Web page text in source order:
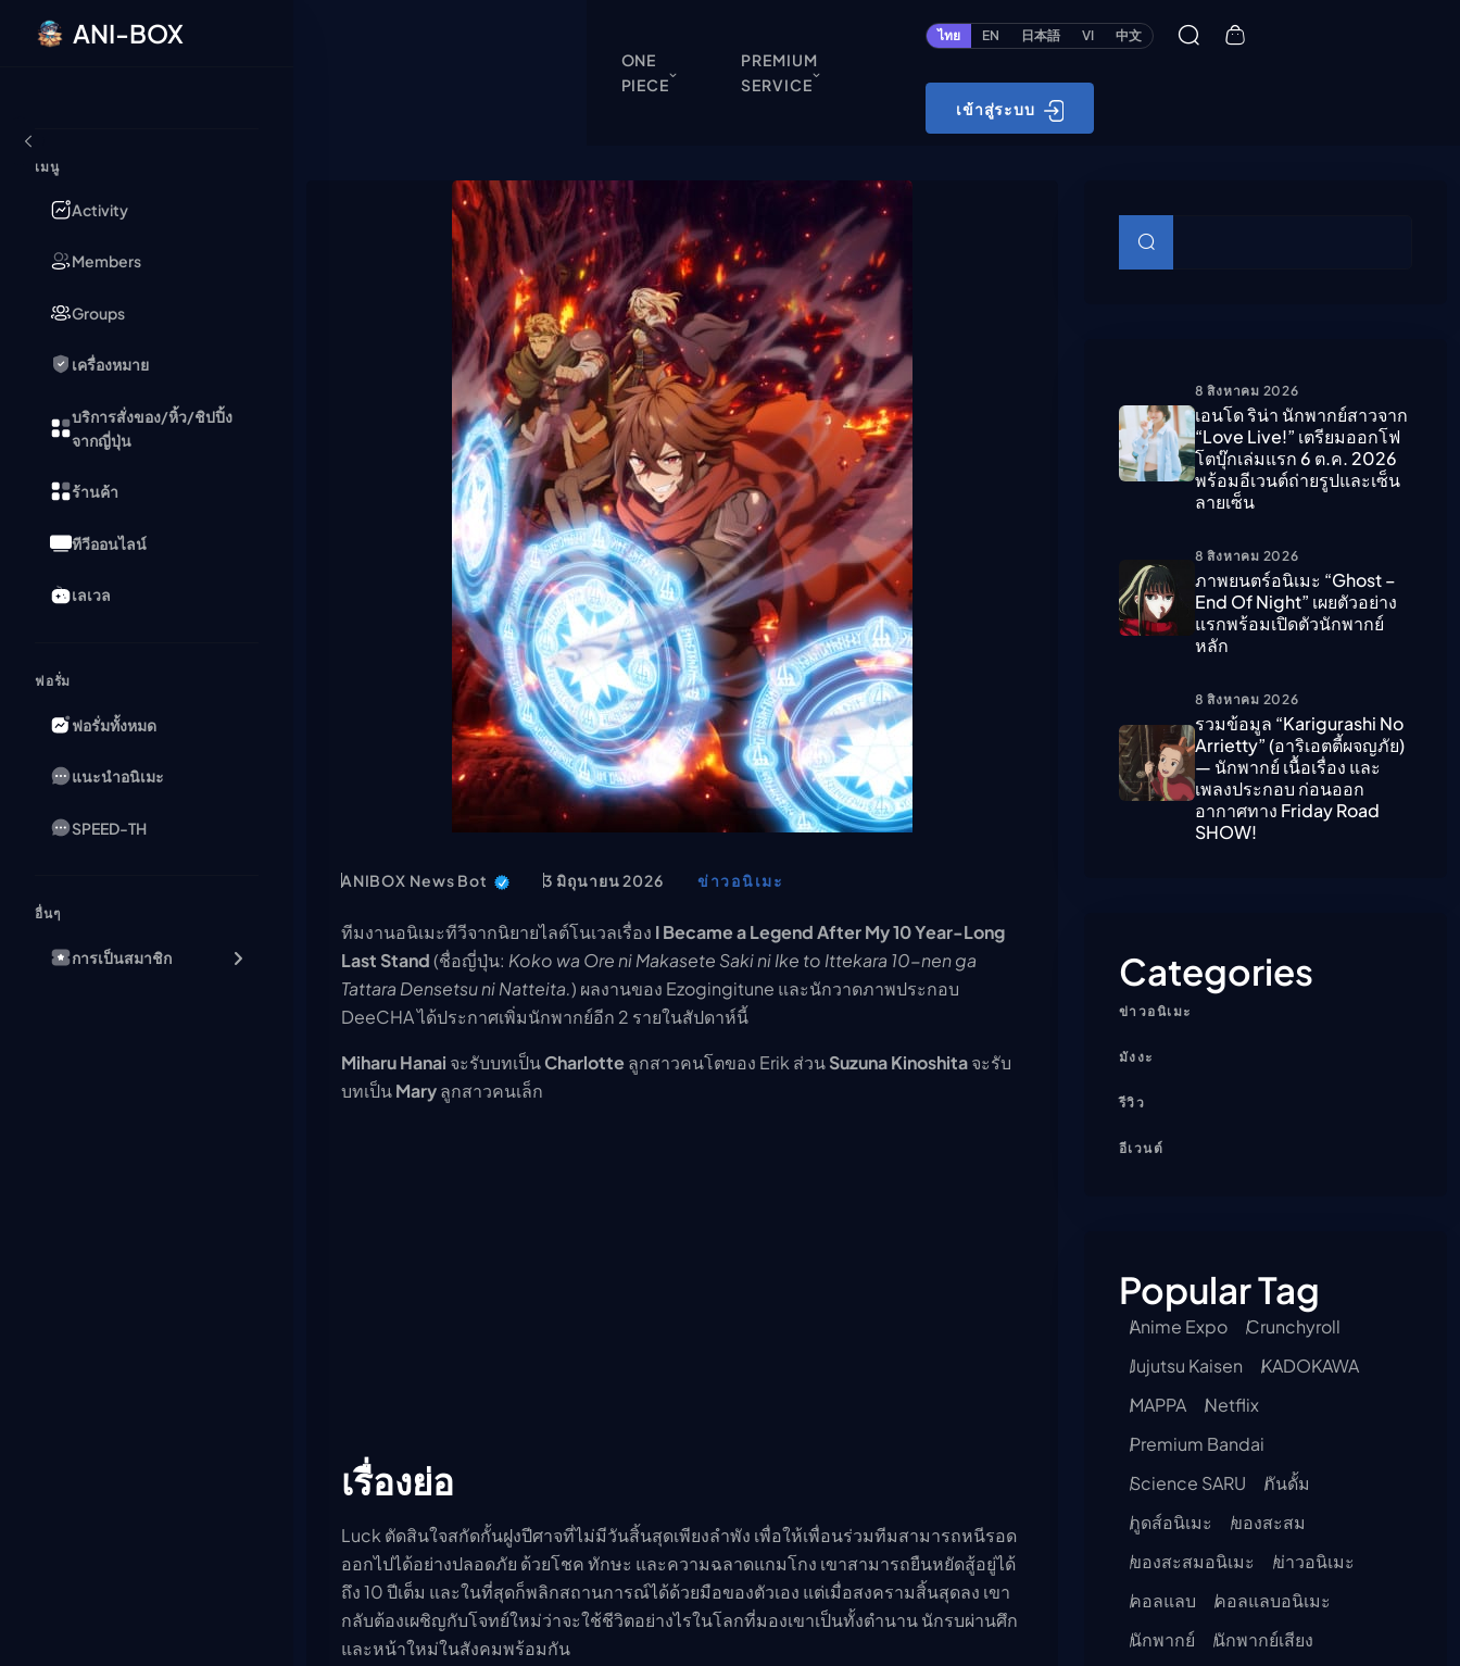
ข้ามไปยังเนื้อหา
ANI-BOX
เมนู
Activity
Members
Groups
เครื่องหมาย
บริการสั่งของ/หิ้ว/ชิปปิ้ง
จากญี่ปุ่น
ร้านค้า
ทีวีออนไลน์
เลเวล
ฟอรั่ม
ฟอรั่มทั้งหมด
แนะนำอนิเมะ
SPEED-TH
อื่นๆ
การเป็นสมาชิก
ONE
PIECE
PREMIUM
SERVICE
ไทย EN 日本語 VI 中文
เข้าสู่ระบบ
Collection
Deck Builder
My-Collection
Deck Library
Deck Share
PREMIUM SERVICE
ทีวีออนไลน์
แนะนำรายการทีวี
อนิเมะ
ตารางออกอากาศอนิเมะ (คืนนี้)
ตารางออกอากาศอนิเมะ
ANIBOX News Bot 3 มิถุนายน 2026 ข่าวอนิเมะ
ทีมงานอนิเมะทีวีจากนิยายไลต์โนเวลเรื่อง I Became a Legend After My 10 Year-Long
Last Stand(ชื่อญี่ปุ่น: Koko wa Ore ni Makasete Saki ni Ike to Ittekara 10-nen ga
Tattara Densetsu ni Natteita.) ผลงานของ Ezogingitune และนักวาดภาพประกอบ
DeeCHA ได้ประกาศเพิ่มนักพากย์อีก 2 รายในสัปดาห์นี้
Miharu Hanai จะรับบทเป็นCharlotte ลูกสาวคนโตของ Erik ส่วนSuzuna Kinoshitaจะรับ
บทเป็นMaryลูกสาวคนเล็ก
เรื่องย่อ
Luck ตัดสินใจสกัดกั้นฝูงปีศาจที่ไม่มีวันสิ้นสุดเพียงลำพัง เพื่อให้เพื่อนร่วมทีมสามารถหนีรอด
ออกไปได้อย่างปลอดภัย ด้วยโชค ทักษะ และความฉลาดแกมโกง เขาสามารถยืนหยัดสู้อยู่ได้
ถึง 10 ปีเต็ม และในที่สุดก็พลิกสถานการณ์ได้ด้วยมือของตัวเอง แต่เมื่อสงครามสิ้นสุดลง เขา
กลับต้องเผชิญกับโจทย์ใหม่ว่าจะใช้ชีวิตอย่างไรในโลกที่มองเขาเป็นทั้งตำนาน นักรบผ่านศึก
และหน้าใหม่ในสังคมพร้อมกัน
บทความย่อย
8 สิงหาคม 2026
เอนโด ริน่า นักพากย์สาวจาก
“Love Live!” เตรียมออกโฟ
โตบุ๊กเล่มแรก 6 ต.ค. 2026
พร้อมอีเวนต์ถ่ายรูปและเซ็น
ลายเซ็น
8 สิงหาคม 2026
ภาพยนตร์อนิเมะ “ghost –
End Of Night” เผยตัวอย่าง
แรกพร้อมเปิดตัวนักพากย์
หลัก
8 สิงหาคม 2026
รวมข้อมูล “Karigurashi No
Arrietty” (อาริเอตตี้ผจญภัย)
— นักพากย์ เนื้อเรื่อง และ
เพลงประกอบ ก่อนออก
อากาศทาง Friday Road
SHOW!
Categories
ข่าวอนิเมะ
มังงะ
รีวิว
อีเวนต์
Popular Tag
Anime Expo
Crunchyroll
Jujutsu Kaisen
KADOKAWA
MAPPA
Netflix
Premium Bandai
Science SARU
กันดั้ม
กูดส์อนิเมะ
ของสะสม
ของสะสมอนิเมะ
ข่าวอนิเมะ
คอลแลบ
คอลแลบอนิเมะ
นักพากย์
นักพากย์เสียง